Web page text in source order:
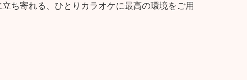
ち寄れる、ひとりカラオケに最高の環境をご用